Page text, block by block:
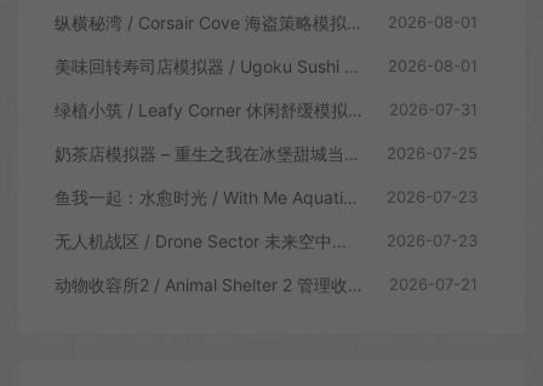
纵横秘湾 / Corsair Cove 海盗策略模拟游戏 2026-08-01
美味回转寿司店模拟器 / Ugoku Sushi Bar 休闲治愈模拟游戏 2026-08-01
绿植小筑 / Leafy Corner 休闲舒缓模拟游戏 2026-07-31
奶茶店模拟器 – 重生之我在冰堡甜城当店长 / Boba Cafe Simulator 模拟经营游戏 2026-07-25
鱼我一起：水愈时光 / With Me Aquatic Time 休闲养鱼游戏 2026-07-23
无人机战区 / Drone Sector 未来空中炮艇游戏 2026-07-23
动物收容所2 / Animal Shelter 2 管理收容模拟游戏 2026-07-21